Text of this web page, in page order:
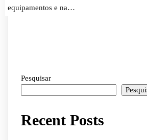
equipamentos e na…
Pesquisar
Recent Posts